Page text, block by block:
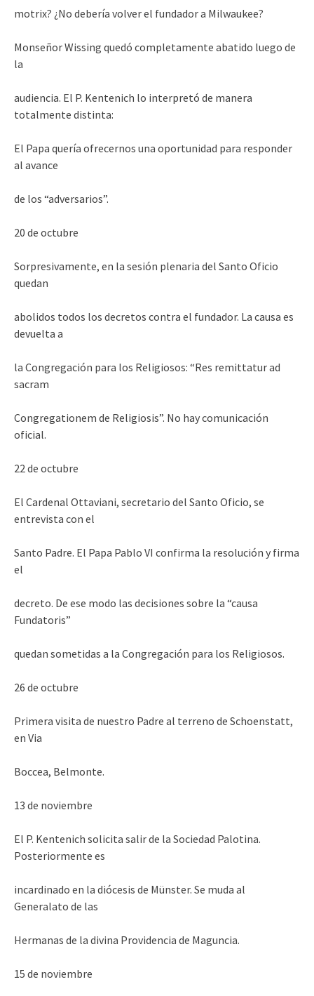
motrix? ¿No debería volver el fundador a Milwaukee?
Monseñor Wissing quedó completamente abatido luego de
la
audiencia. El P. Kentenich lo interpretó de manera
totalmente distinta:
El Papa quería ofrecernos una oportunidad para responder
al avance
de los “adversarios”.
20 de octubre
Sorpresivamente, en la sesión plenaria del Santo Oficio
quedan
abolidos todos los decretos contra el fundador. La causa es
devuelta a
la Congregación para los Religiosos: “Res remittatur ad
sacram
Congregationem de Religiosis”. No hay comunicación
oficial.
22 de octubre
El Cardenal Ottaviani, secretario del Santo Oficio, se
entrevista con el
Santo Padre. El Papa Pablo VI confirma la resolución y firma
el
decreto. De ese modo las decisiones sobre la “causa
Fundatoris”
quedan sometidas a la Congregación para los Religiosos.
26 de octubre
Primera visita de nuestro Padre al terreno de Schoenstatt,
en Via
Boccea, Belmonte.
13 de noviembre
El P. Kentenich solicita salir de la Sociedad Palotina.
Posteriormente es
incardinado en la diócesis de Münster. Se muda al
Generalato de las
Hermanas de la divina Providencia de Maguncia.
15 de noviembre